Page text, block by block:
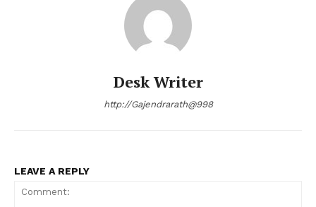
Desk Writer
http://Gajendrarath@998
LEAVE A REPLY